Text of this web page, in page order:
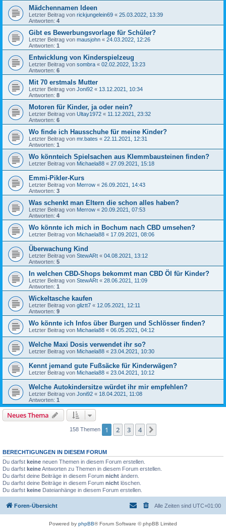
Mädchennamen Ideen
Letzter Beitrag von rickjungelein69 « 25.03.2022, 13:39
Antworten: 4
Gibt es Bewerbungsvorlage für Schüler?
Letzter Beitrag von mausjohn « 24.03.2022, 12:26
Antworten: 1
Entwicklung von Kinderspielzeug
Letzter Beitrag von sombra « 02.02.2022, 13:23
Antworten: 6
Mit 70 erstmals Mutter
Letzter Beitrag von Joni92 « 13.12.2021, 10:34
Antworten: 8
Motoren für Kinder, ja oder nein?
Letzter Beitrag von Ultay1972 « 11.12.2021, 23:32
Antworten: 6
Wo finde ich Hausschuhe für meine Kinder?
Letzter Beitrag von mr.bates « 22.11.2021, 12:31
Antworten: 1
Wo könnteich Spielsachen aus Klemmbausteinen finden?
Letzter Beitrag von Michaela88 « 27.09.2021, 15:18
Emmi-Pikler-Kurs
Letzter Beitrag von Merrow « 26.09.2021, 14:43
Antworten: 3
Was schenkt man Eltern die schon alles haben?
Letzter Beitrag von Merrow « 20.09.2021, 07:53
Antworten: 4
Wo könnte ich mich in Bochum nach CBD umsehen?
Letzter Beitrag von Michaela88 « 17.09.2021, 08:06
Überwachung Kind
Letzter Beitrag von StewARt « 04.08.2021, 13:12
Antworten: 5
In welchen CBD-Shops bekommt man CBD Öl für Kinder?
Letzter Beitrag von StewARt « 28.06.2021, 11:09
Antworten: 1
Wickeltasche kaufen
Letzter Beitrag von gliztt7 « 12.05.2021, 12:11
Antworten: 9
Wo könnte ich Infos über Burgen und Schlösser finden?
Letzter Beitrag von Michaela88 « 06.05.2021, 04:12
Welche Maxi Dosis verwendet ihr so?
Letzter Beitrag von Michaela88 « 23.04.2021, 10:30
Kennt jemand gute Fußsäcke für Kinderwägen?
Letzter Beitrag von Michaela88 « 23.04.2021, 10:12
Welche Autokindersitze würdet ihr mir empfehlen?
Letzter Beitrag von Joni92 « 18.04.2021, 11:08
Antworten: 1
Neues Thema
158 Themen 1 2 3 4
BERECHTIGUNGEN IN DIESEM FORUM
Du darfst keine neuen Themen in diesem Forum erstellen.
Du darfst keineAntworten zu Themen in diesem Forum erstellen.
Du darfst deine Beiträge in diesem Forum nicht ändern.
Du darfst deine Beiträge in diesem Forum nicht löschen.
Du darfst keine Dateianhänge in diesem Forum erstellen.
Foren-Übersicht Alle Zeiten sind UTC+01:00
Powered by phpBB® Forum Software © phpBB Limited